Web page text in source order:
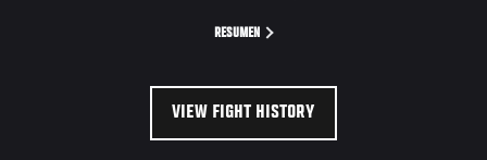
RESUMEN
VIEW FIGHT HISTORY